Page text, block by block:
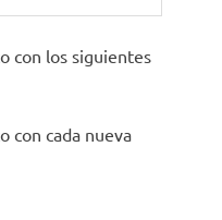
con los siguientes
con cada nueva